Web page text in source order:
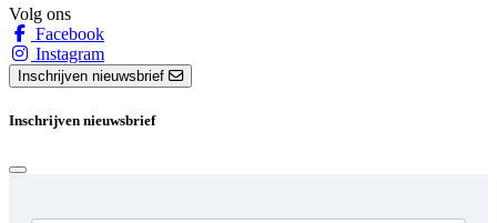
Volg ons
Facebook
Instagram
Inschrijven nieuwsbrief
Inschrijven nieuwsbrief